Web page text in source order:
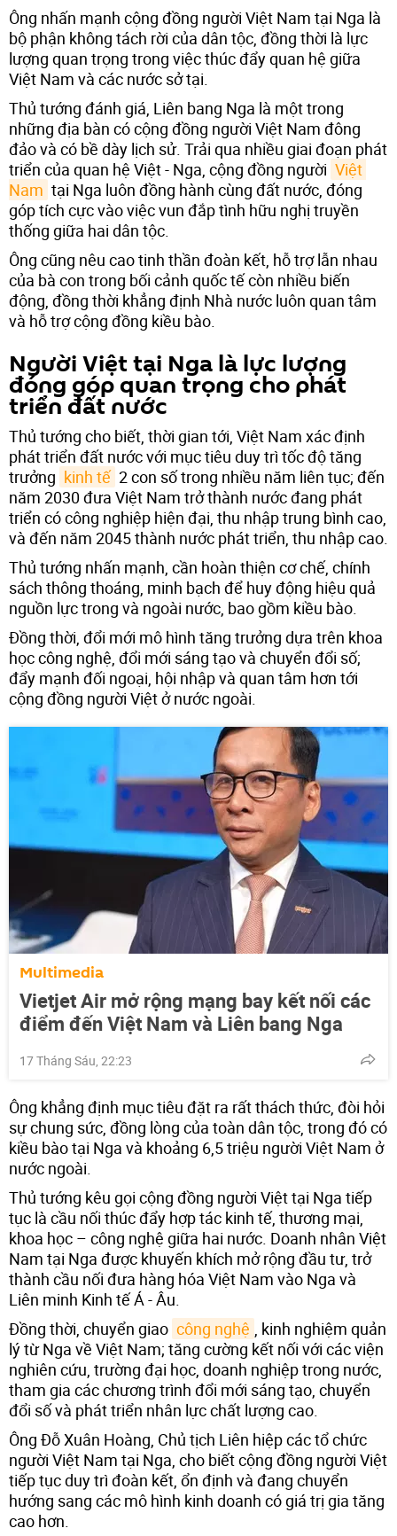
Ông nhấn mạnh cộng đồng người Việt Nam tại Nga là
bộ phận không tách rời của dân tộc, đồng thời là lực
lượng quan trọng trong việc thúc đẩy quan hệ giữa
Việt Nam và các nước sở tại.
Thủ tướng đánh giá, Liên bang Nga là một trong
những địa bàn có cộng đồng người Việt Nam đông
đảo và có bề dày lịch sử. Trải qua nhiều giai đoạn phát
triển của quan hệ Việt - Nga, cộng đồng người Việt
Nam tại Nga luôn đồng hành cùng đất nước, đóng
góp tích cực vào việc vun đắp tình hữu nghị truyền
thống giữa hai dân tộc.
Ông cũng nêu cao tinh thần đoàn kết, hỗ trợ lẫn nhau
của bà con trong bối cảnh quốc tế còn nhiều biến
động, đồng thời khẳng định Nhà nước luôn quan tâm
và hỗ trợ cộng đồng kiều bào.
Người Việt tại Nga là lực lượng
đóng góp quan trọng cho phát
triển đất nước
Thủ tướng cho biết, thời gian tới, Việt Nam xác định
phát triển đất nước với mục tiêu duy trì tốc độ tăng
trưởng kinh tế 2 con số trong nhiều năm liên tục; đến
năm 2030 đưa Việt Nam trở thành nước đang phát
triển có công nghiệp hiện đại, thu nhập trung bình cao,
và đến năm 2045 thành nước phát triển, thu nhập cao.
Thủ tướng nhấn mạnh, cần hoàn thiện cơ chế, chính
sách thông thoáng, minh bạch để huy động hiệu quả
nguồn lực trong và ngoài nước, bao gồm kiều bào.
Đồng thời, đổi mới mô hình tăng trưởng dựa trên khoa
học công nghệ, đổi mới sáng tạo và chuyển đổi số;
đẩy mạnh đối ngoại, hội nhập và quan tâm hơn tới
cộng đồng người Việt ở nước ngoài.
Multimedia
Vietjet Air mở rộng mạng bay kết nối các
điểm đến Việt Nam và Liên bang Nga
17 Tháng Sáu, 22:23
Ông khẳng định mục tiêu đặt ra rất thách thức, đòi hỏi
sự chung sức, đồng lòng của toàn dân tộc, trong đó có
kiều bào tại Nga và khoảng 6,5 triệu người Việt Nam ở
nước ngoài.
Thủ tướng kêu gọi cộng đồng người Việt tại Nga tiếp
tục là cầu nối thúc đẩy hợp tác kinh tế, thương mại,
khoa học – công nghệ giữa hai nước. Doanh nhân Việt
Nam tại Nga được khuyến khích mở rộng đầu tư, trở
thành cầu nối đưa hàng hóa Việt Nam vào Nga và
Liên minh Kinh tế Á - Âu.
Đồng thời, chuyển giao công nghệ
, kinh nghiệm quản
lý từ Nga về Việt Nam; tăng cường kết nối với các viện
nghiên cứu, trường đại học, doanh nghiệp trong nước,
tham gia các chương trình đổi mới sáng tạo, chuyển
đổi số và phát triển nhân lực chất lượng cao.
Ông Đỗ Xuân Hoàng, Chủ tịch Liên hiệp các tổ chức
người Việt Nam tại Nga, cho biết cộng đồng người Việt
tiếp tục duy trì đoàn kết, ổn định và đang chuyển
hướng sang các mô hình kinh doanh có giá trị gia tăng
cao hơn.